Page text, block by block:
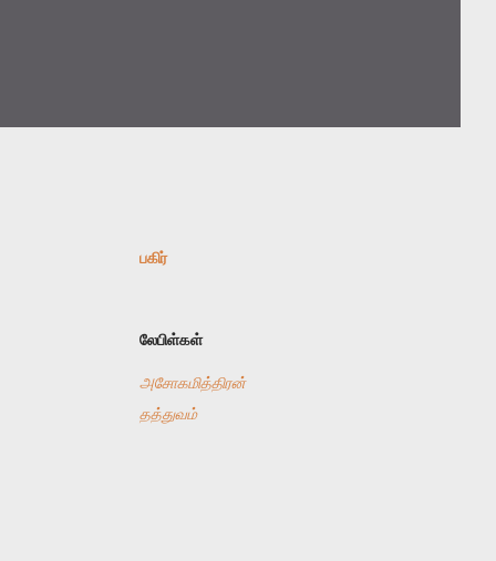
பகிர்
லேபிள்கள்
அசோகமித்திரன்
தத்துவம்